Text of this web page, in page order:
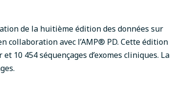
de la huitième édition des données sur
collaboration avec l’AMP® PD. Cette édition
10 454 séquençages d’exomes cliniques. La